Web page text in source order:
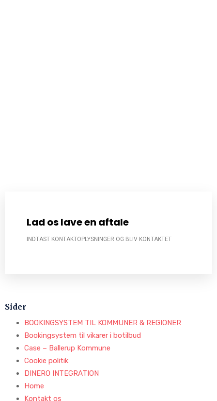
Lad os lave en aftale
INDTAST KONTAKTOPLYSNINGER OG BLIV KONTAKTET
Sider
BOOKINGSYSTEM TIL KOMMUNER & REGIONER
Bookingsystem til vikarer i botilbud
Case – Ballerup Kommune
Cookie politik
DINERO INTEGRATION
Home
Kontakt os